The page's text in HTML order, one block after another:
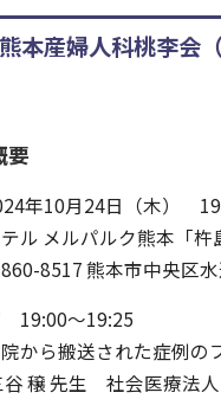
本産婦⼈科桃李会
要
年10月24日（木）
ル メルパルク熊本「杵
熊本市中央区水
19:00～19:25
院から搬送された症例の
穣 先生 社会医療法人